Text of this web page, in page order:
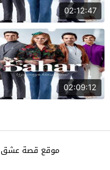
02:12:47
02:09:12
موقع قصة عشق